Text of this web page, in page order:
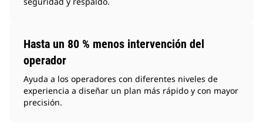
Hasta un 80 % menos intervención del
operador
Ayuda a los operadores con diferentes niveles de
experiencia a diseñar un plan más rápido y con mayor
precisión.